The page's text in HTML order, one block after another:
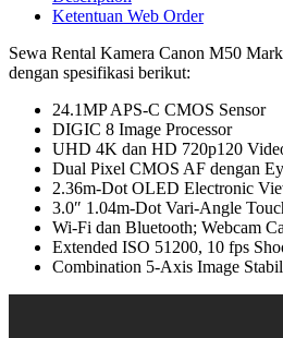
Ketentuan Web Order
Sewa Rental Kamera Canon M50
dengan spesifikasi berikut:
24.1MP APS-C CMOS Sensor
DIGIC 8 Image Processor
UHD 4K dan HD 720p120
Dual Pixel CMOS AF dengan
2.36m-Dot OLED Electronic
3.0″ 1.04m-Dot Vari-Angle
Wi-Fi dan Bluetooth; Webcam
Extended ISO 51200, 10 fps
Combination 5-Axis Image